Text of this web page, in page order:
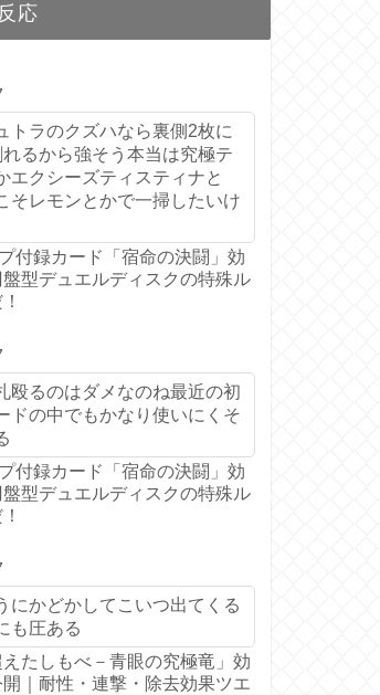
応
トラのクズハなら裏側2枚に
るから強そう本当は究極テ
エクシーズティスティナと
そレモンとかで一掃したいけ
付録カード「宿命の決闘」効
型デュエルディスクの特殊ル
殴るのはダメなのね最近の初
ドの中でもかなり使いにくそ
付録カード「宿命の決闘」効
型デュエルディスクの特殊ル
にかどかしてこいつ出てくる
も圧ある
えたしもべ－青眼の究極竜」効
｜耐性・連撃・除去効果ツエ